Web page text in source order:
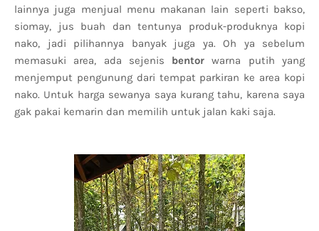
lainnya juga menjual menu makanan lain seperti bakso,
siomay, jus buah dan tentunya produk-produknya kopi
nako, jadi pilihannya banyak juga ya. Oh ya sebelum
memasuki area, ada sejenis bentorwarna putih yang
menjemput pengunung dari tempat parkiran ke area kopi
nako. Untuk harga sewanya saya kurang tahu, karena saya
gak pakai kemarin dan memilih untuk jalan kaki saja.